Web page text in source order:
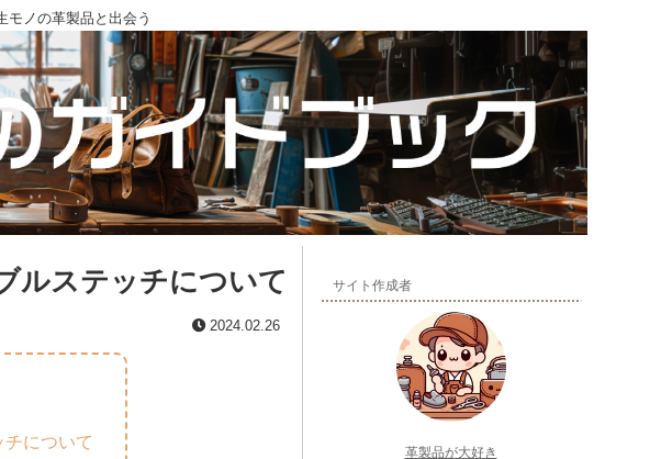
モノの革製品と出会う
ルステッチについて
2024.02.26
について
サイト作成者
革製品が大好き